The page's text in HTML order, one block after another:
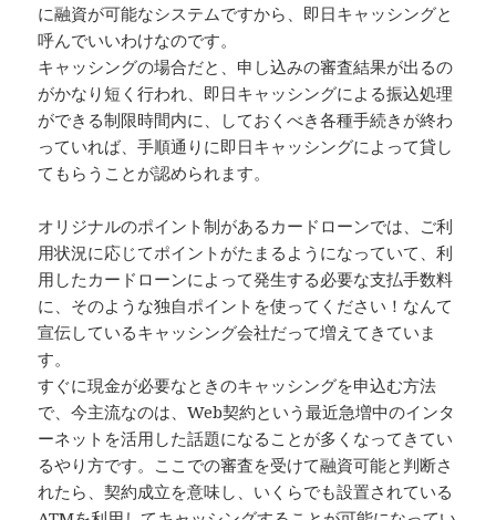
に融資が可能なシステムですから、即日キャッシングと
呼んでいいわけなのです。
キャッシングの場合だと、申し込みの審査結果が出るの
がかなり短く行われ、即日キャッシングによる振込処理
ができる制限時間内に、しておくべき各種手続きが終わ
っていれば、手順通りに即日キャッシングによって貸し
てもらうことが認められます。
オリジナルのポイント制があるカードローンでは、ご利
用状況に応じてポイントがたまるようになっていて、利
用したカードローンによって発生する必要な支払手数料
に、そのような独自ポイントを使ってください！なんて
宣伝しているキャッシング会社だって増えてきていま
す。
すぐに現金が必要なときのキャッシングを申込む方法
で、今主流なのは、Web契約という最近急増中のインタ
ーネットを活用した話題になることが多くなってきてい
るやり方です。ここでの審査を受けて融資可能と判断さ
れたら、契約成立を意味し、いくらでも設置されている